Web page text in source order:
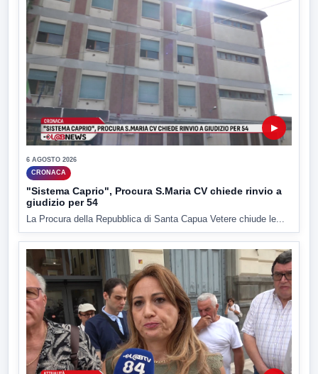
▶
6 AGOSTO 2026
CRONACA
"Sistema Caprio", Procura S.Maria CV chiede rinvio a
giudizio per 54
La Procura della Repubblica di Santa Capua Vetere chiude le...